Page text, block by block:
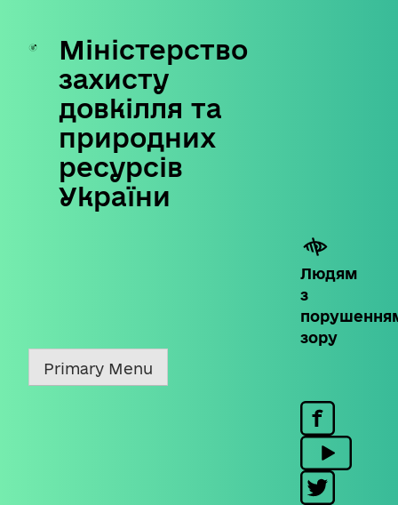
Skip
content
Міністерство
захисту
довкілля та
природних
ресурсів
України
Людям
з
зору
Primary Menu